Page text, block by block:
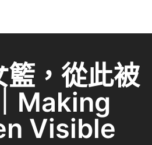
籃，從此被
Making
Visible